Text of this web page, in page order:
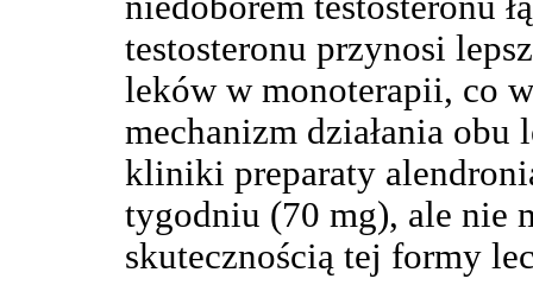
testosteronu przynosi
leków w monoterapii, co
mechanizm działania
kliniki preparaty
tygodniu (70 mg), ale nie
skutecznością tej formy